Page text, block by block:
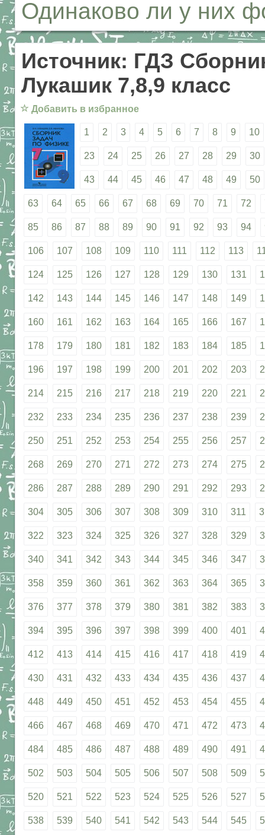
Одинаково ли у них
Источник: ГДЗ
Лукашик 7,8,9 класс
☆ Добавить в избранное
1 2 3 4 5 6 7 8 9 10
23 24 25 26 27 28 29 30
43 44 45 46 47 48 49 50
63 64 65 66 67 68 69 70 71 72
85 86 87 88 89 90 91 92 93 94
106 107 108 109 110 111 112 113
124 125 126 127 128 129 130 131
142 143 144 145 146 147 148 149
160 161 162 163 164 165 166 167
178 179 180 181 182 183 184 185
196 197 198 199 200 201 202 203
214 215 216 217 218 219 220 221
232 233 234 235 236 237 238 239
250 251 252 253 254 255 256 257
268 269 270 271 272 273 274 275
286 287 288 289 290 291 292 293
304 305 306 307 308 309 310 311
322 323 324 325 326 327 328 329
340 341 342 343 344 345 346 347
358 359 360 361 362 363 364 365
376 377 378 379 380 381 382 383
394 395 396 397 398 399 400 401
412 413 414 415 416 417 418 419
430 431 432 433 434 435 436 437
448 449 450 451 452 453 454 455
466 467 468 469 470 471 472 473
484 485 486 487 488 489 490 491
502 503 504 505 506 507 508 509
520 521 522 523 524 525 526 527
538 539 540 541 542 543 544 545